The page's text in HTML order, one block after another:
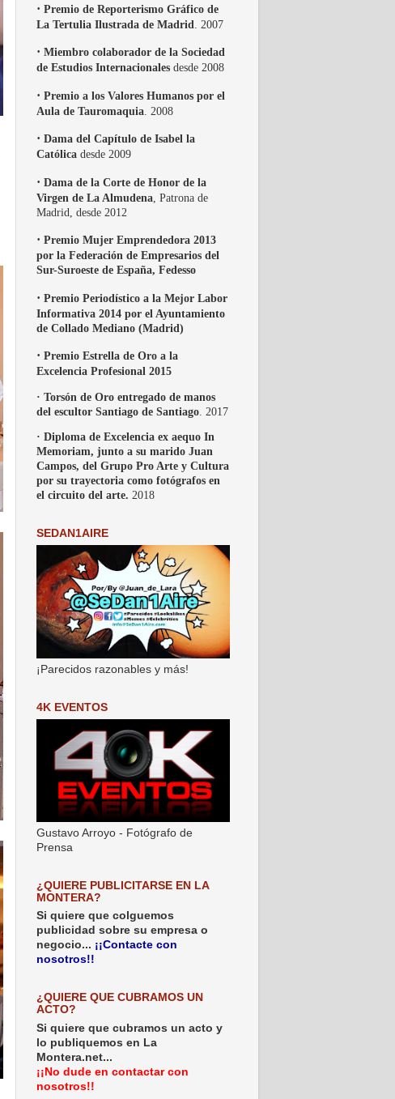
· Premio de Reporterismo Gráfico de
La Tertulia Ilustrada de Madrid . 2007
· Miembro colaborador de la Sociedad
de Estudios Internacionales desde 2008
· Premio a los Valores Humanos por el
Aula de Tauromaquia . 2008
· Dama del Capítulo de Isabel la
Católica desde 2009
· Dama de la Corte de Honor de la
Virgen de La Almudena , Patrona de
Madrid, desde 2012
· Premio Mujer Emprendedora 2013
por la Federación de Empresarios del
Sur-Suroeste de España, Fedesso
· Premio Periodístico a la Mejor Labor
Informativa 2014 por el Ayuntamiento
de Collado Mediano (Madrid)
· Premio Estrella de Oro a la
Excelencia Profesional 2015
· Torsón de Oro entregado de manos
del escultor Santiago de Santiago . 2017
· Diploma de Excelencia ex aequo In
Memoriam, junto a su marido Juan
Campos, del Grupo Pro Arte y Cultura
por su trayectoria como fotógrafos en
el circuito del arte. 2018
SEDAN1AIRE
¡Parecidos razonables y más!
4K EVENTOS
Gustavo Arroyo - Fotógrafo de
Prensa
¿QUIERE PUBLICITARSE EN LA
MONTERA?
Si quiere que colguemos
publicidad sobre su empresa o
negocio... ¡¡Contacte con
nosotros!!
¿QUIERE QUE CUBRAMOS UN
ACTO?
Si quiere que cubramos un acto y
lo publiquemos en La
Montera.net...
¡¡No dude en contactar con
nosotros!!